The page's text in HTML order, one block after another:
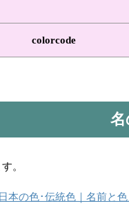
colorcode
名
。
本の色･伝統色｜名前と